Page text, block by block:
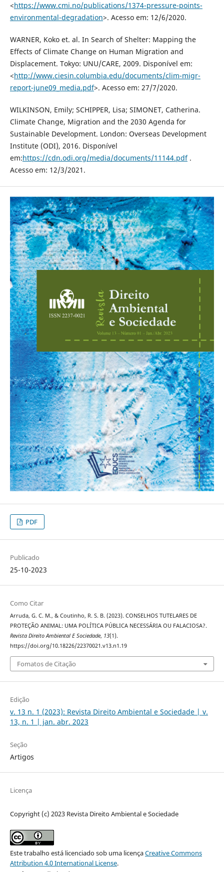
<https://www.cmi.no/publications/1374-pressure-points-
environmental-degradation>. Acesso em: 12/6/2020.
WARNER, Koko et. al. In Search of Shelter: Mapping the
Effects of Climate Change on Human Migration and
Displacement. Tokyo: UNU/CARE, 2009. Disponível em:
<http://www.ciesin.columbia.edu/documents/clim-migr-
report-june09_media.pdf>. Acesso em: 27/7/2020.
WILKINSON, Emily; SCHIPPER, Lisa; SIMONET, Catherina.
Climate Change, Migration and the 2030 Agenda for
Sustainable Development. London: Overseas Development
Institute (ODI), 2016. Disponível
em:https://cdn.odi.org/media/documents/11144.pdf.
Acesso em: 12/3/2021.
PDF
Publicado
25-10-2023
Como Citar
Arruda, G. C. M., & Coutinho, R. S. B. (2023). CONSELHOS TUTELARES DE
PROTEÇÃO ANIMAL: UMA POLÍTICA PÚBLICA NECESSÁRIA OU FALACIOSA?.
Revista Direito Ambiental E Sociedade, 13(1).
https://doi.org/10.18226/22370021.v13.n1.19
Fomatos de Citação
Edição
v. 13 n. 1 (2023): Revista Direito Ambiental e Sociedade | v.
13, n. 1 | jan. abr. 2023
Seção
Artigos
Licença
Copyright (c) 2023 Revista Direito Ambiental e Sociedade
Este trabalho está licenciado sob uma licençaCreative Commons
Attribution 4.0 International License.